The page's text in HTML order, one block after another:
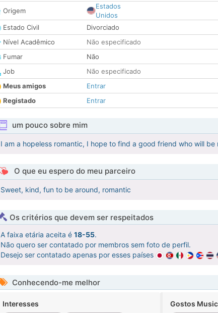
Origem
Estados
Unidos
Estado Civil
Divorciado
Nível Acadêmico
Não especificado
Fumar
Não
Job
Não especificado
Meus amigos
Entrar
Registado
Entrar
um pouco sobre mim
I am a hopeless romantic, I hope to find a good friend who will be
O que eu espero do meu parceiro
Sweet, kind, fun to be around, romantic
Os critérios que devem ser respeitados
A faixa etária aceita é 18-55.
Não quero ser contatado por membros sem foto de perfil.
Desejo ser contatado apenas por esses países
Conhecendo-me melhor
Interesses Gostos